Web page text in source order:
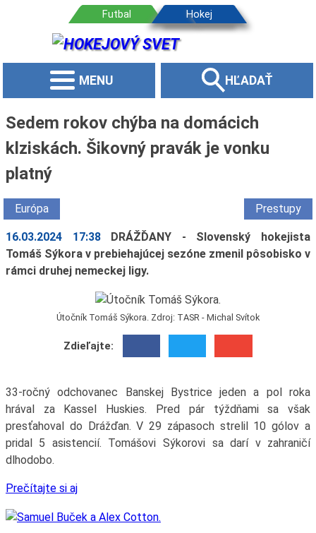
MENU HĽADAŤ
Sedem rokov chýba na domácich
klziskách. Šikovný pravák je vonku
platný
Európa Prestupy
16.03.2024 17:38
DRÁŽĎANY - Slovenský hokejista
Tomáš Sýkora v prebiehajúcej sezóne zmenil pôsobisko v
rámci druhej nemeckej ligy.
Útočník Tomáš Sýkora. Zdroj: TASR - Michal Svítok
Zdieľajte:
33-ročný odchovanec Banskej Bystrice jeden a pol roka
hrával za Kassel Huskies. Pred pár týždňami sa však
presťahoval do Drážďan. V 29 zápasoch strelil 10 gólov a
pridal 5 asistencií. Tomášovi Sýkorovi sa darí v zahraničí
dlhodobo.
Prečítajte si aj